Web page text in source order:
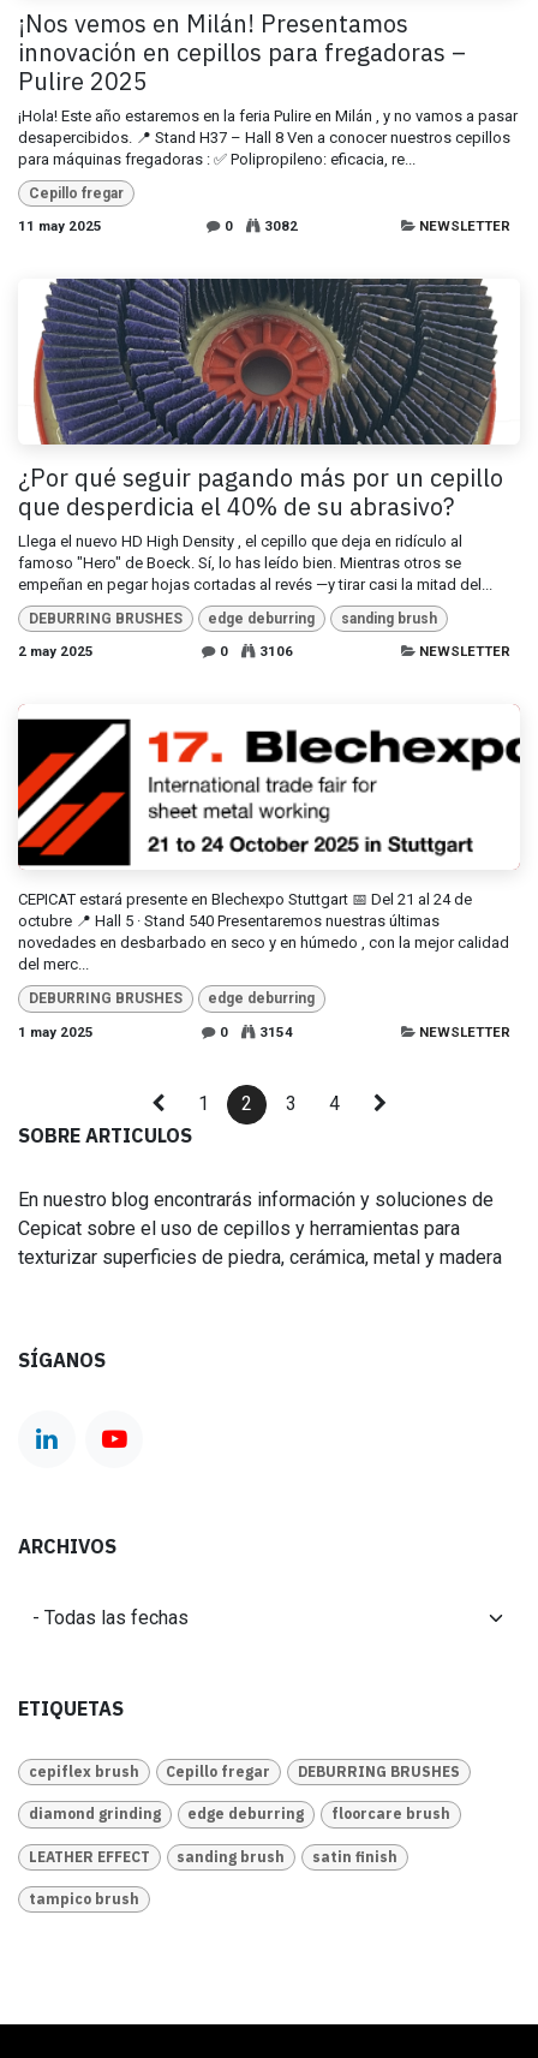
¡Nos vemos en Milán! Presentamos
innovación en cepillos para fregadoras –
Pulire 2025
¡Hola! Este año estaremos en la feria Pulire en Milán , y no vamos a pasar
desapercibidos. 📍 Stand H37 – Hall 8 Ven a conocer nuestros cepillos
para máquinas fregadoras : ✅ Polipropileno: eficacia, re...
Cepillo fregar
11 may 2025
0 3082 NEWSLETTER
¿Por qué seguir pagando más por un cepillo
que desperdicia el 40% de su abrasivo?
Llega el nuevo HD High Density , el cepillo que deja en ridículo al
famoso "Hero" de Boeck. Sí, lo has leído bien. Mientras otros se
empeñan en pegar hojas cortadas al revés —y tirar casi la mitad del...
DEBURRING BRUSHES edge deburring
sanding brush
2 may 2025
0 3106 NEWSLETTER
CEPICAT estará presente en Blechexpo Stuttgart 📅 Del 21 al 24 de
octubre 📍 Hall 5 · Stand 540 Presentaremos nuestras últimas
novedades en desbarbado en seco y en húmedo , con la mejor calidad
del merc...
DEBURRING BRUSHES
edge deburring
1 may 2025
0 3154 NEWSLETTER
1 2 3 4
SOBRE ARTICULOS
En nuestro blog encontrarás información y soluciones de
Cepicat sobre el uso de cepillos y herramientas para
texturizar superficies de piedra, cerámica, metal y madera
SÍGANOS
ARCHIVOS
ETIQUETAS
cepiflex brush Cepillo fregar DEBURRING BRUSHES
diamond grinding edge deburring floorcare brush
LEATHER EFFECT sanding brush satin finish
tampico brush